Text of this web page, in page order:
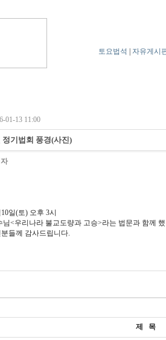
토요법석 자유게시
01-13 11:00
정기법회 풍경(사진)
일(토) 오후 3시
님<우리나라 불교도량과 고승>라는 법문과 함께
들께 감사드립니다.
제 목